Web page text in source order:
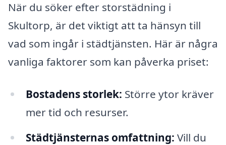
När du söker efter storstädning i
Skultorp, är det viktigt att ta hänsyn till
vad som ingår i städtjänsten. Här är några
vanliga faktorer som kan påverka priset:
Bostadens storlek: Större ytor kräver
mer tid och resurser.
Städtjänsternas omfattning: Vill du